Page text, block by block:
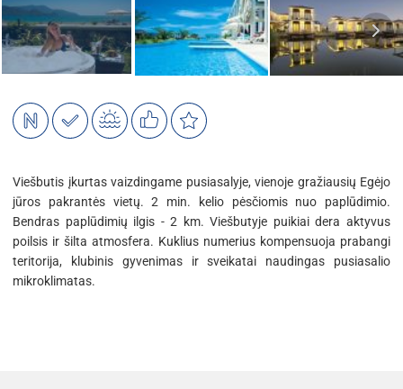
Viešbutis įkurtas vaizdingame pusiasalyje, vienoje gražiausių Egėjo
jūros pakrantės vietų. 2 min. kelio pėsčiomis nuo paplūdimio.
Bendras paplūdimių ilgis - 2 km. Viešbutyje puikiai dera aktyvus
poilsis ir šilta atmosfera. Kuklius numerius kompensuoja prabangi
teritorija, klubinis gyvenimas ir sveikatai naudingas pusiasalio
mikroklimatas.